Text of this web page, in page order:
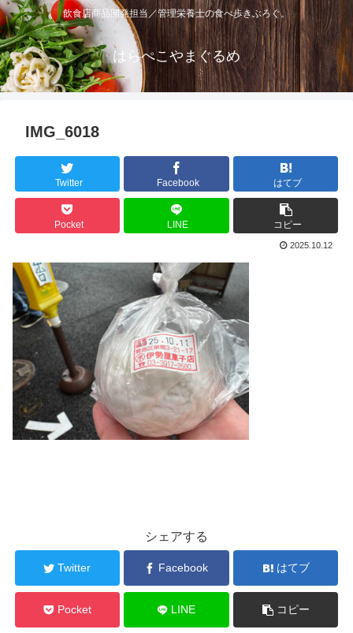
飲食店商品開発担当／管理栄養士の食べ歩きぶろぐ。
はらぺこやまぐるめ
IMG_6018
Twitter Facebook はてブ
Pocket LINE コピー
2025.10.12
シェアする
Twitter Facebook はてブ
Pocket LINE コピー